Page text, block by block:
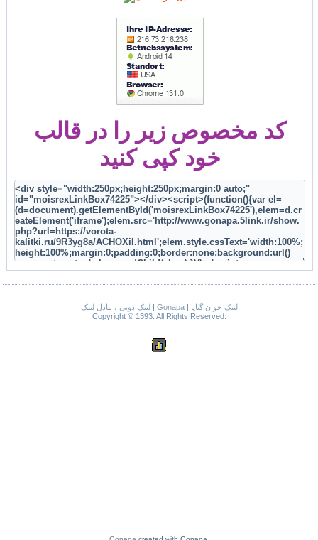
کد مخصوص زیر را در قالب
خود کپی کنید
لینک دونی ، تبادل لینک| Gonapa|
لینک خوان گناپا
Copyright © 1393. All Rights Reserved.